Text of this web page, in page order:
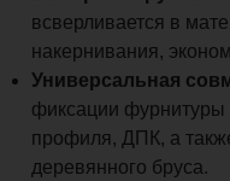
всверливается в
накернивания,
Универсальная
фиксации фурнитуры
профиля, ДПК, а
деревянного бруса.